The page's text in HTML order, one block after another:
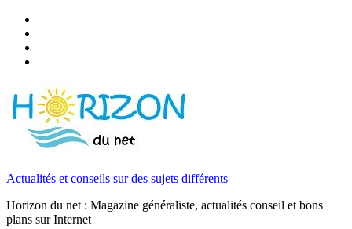
Actualités et conseils sur des sujets différents
Horizon du net : Magazine généraliste, actualités conseil et bons
plans sur Internet